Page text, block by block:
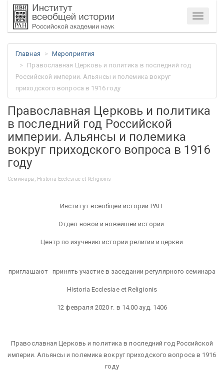
Меню
Главная
Мероприятия
Православная Церковь и политика в последний год
Российской империи. Альянсы и полемика вокруг
приходского вопроса в 1916 году
Православная Церковь и политика
в последний год Российской
империи. Альянсы и полемика
вокруг приходского вопроса в 1916
году
Семинары, Historia Ecclesiae et Religionis
Институт всеобщей истории РАН
Отдел новой и новейшей истории
Центр по изучению истории религии и церкви
приглашают принять участие в заседании регулярного семинара
Historia Ecclesiae et Religionis
12 февраля 2020 г. в 14.00 ауд. 1406
Православная Церковь и политика в последний год Российской
империи. Альянсы и полемика вокруг приходского вопроса в 1916
году